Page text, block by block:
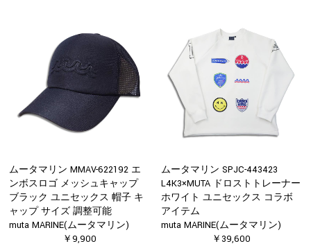
ムータマリン MMAV-622192 エ
ンボスロゴ メッシュキャップ
ブラック ユニセックス 帽子 キ
ャップ サイズ 調整可能
muta MARINE(ムータマリン)
￥9,900
ムータマリン SPJC-443423
L4K3×MUTA ドロストトレーナー
ホワイト ユニセックス コラボ
アイテム
muta MARINE(ムータマリン)
￥39,600